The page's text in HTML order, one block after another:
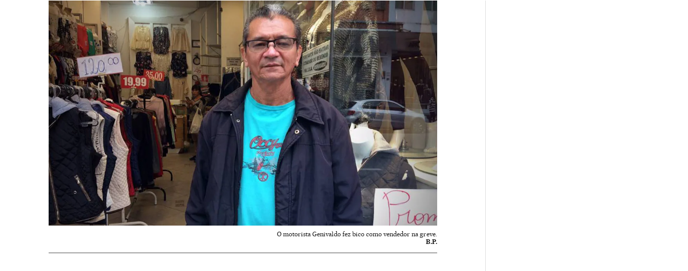
O motorista Genivaldo fez bico como vendedor na greve.
B.P.